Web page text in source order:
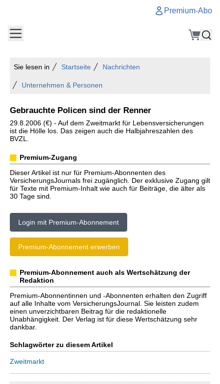
Premium-Abo
Sie lesen in Startseite Nachrichten
Unternehmen & Personen
Gebrauchte Policen sind der Renner
29.8.2006 (€) - Auf dem Zweitmarkt für Lebensversicherungen
ist die Hölle los. Das zeigen auch die Halbjahreszahlen des
BVZL.
Premium-Zugang
Dieser Artikel ist nur für Premium-Abonnenten des
VersicherungsJournals frei zugänglich. Der exklusive Zugang gilt
für Texte mit Premium-Inhalt wie auch für Beiträge, die älter als
30 Tage sind.
Login mit Premium-Abonnement
Premium-Abonnement erwerben
Premium-Abonnement auch als Wertschätzung der
Redaktion
Premium-Abonnentinnen und -Abonnenten erhalten den Zugriff
auf alle Inhalte vom VersicherungsJournal. Sie leisten zudem
einen unverzichtbaren Beitrag für die redaktionelle
Unabhängigkeit. Der Verlag ist für diese Wertschätzung sehr
dankbar.
Schlagwörter zu diesem Artikel
Zweitmarkt